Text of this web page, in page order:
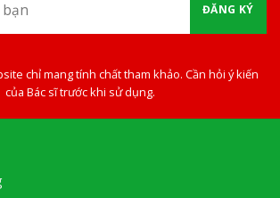
ĐĂNG KÝ
chỉ mang tính chất tham khảo. Cần hỏi ý kiến
của Bác sĩ trước khi sử dụng.